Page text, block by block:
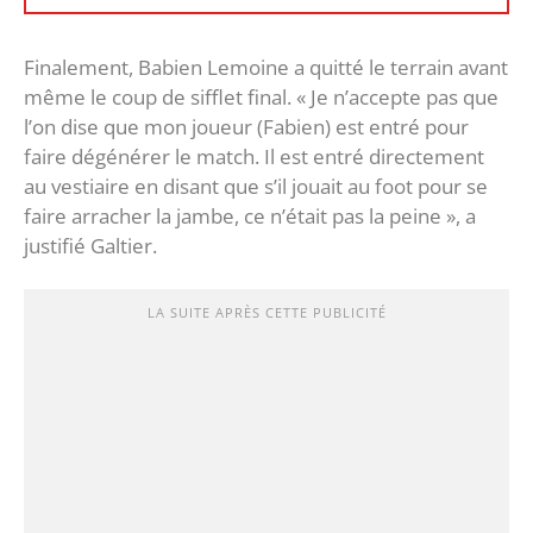
Finalement, Babien Lemoine a quitté le terrain avant
même le coup de sifflet final. « Je n’accepte pas que
l’on dise que mon joueur (Fabien) est entré pour
faire dégénérer le match. Il est entré directement
au vestiaire en disant que s’il jouait au foot pour se
faire arracher la jambe, ce n’était pas la peine », a
justifié Galtier.
LA SUITE APRÈS CETTE PUBLICITÉ